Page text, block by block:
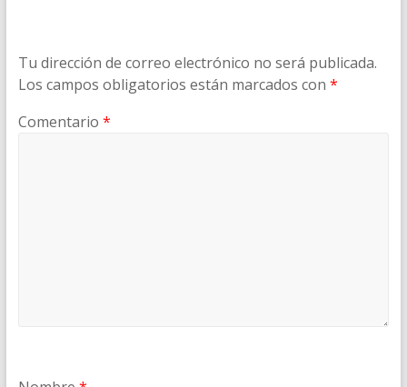
Tu dirección de correo electrónico no será publicada.
Los campos obligatorios están marcados con *
Comentario *